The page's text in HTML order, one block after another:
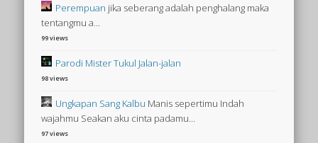
Perempuan jika seberang adalah penghalang maka
tentangmu a...
99 views
Parodi Mister Tukul Jalan-jalan
98 views
Ungkapan Sang Kalbu Manis sepertimu Indah
wajahmu Seakan aku cinta padamu...
97 views